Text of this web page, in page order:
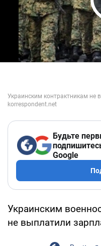
Будьте
Google
Украинским
не выплатили